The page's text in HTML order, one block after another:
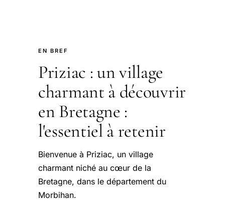
EN BREF
Priziac : un village
charmant à découvrir
en Bretagne :
l'essentiel à retenir
Bienvenue à Priziac, un village
charmant niché au cœur de la
Bretagne, dans le département du
Morbihan.